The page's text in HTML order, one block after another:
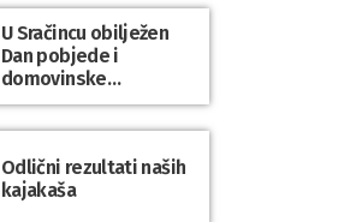
U Sračincu obilježen
Dan pobjede i
domovinske
zahvalnosti te Dan
hrvatskih branitelja
Odlični rezultati naših
kajakaša